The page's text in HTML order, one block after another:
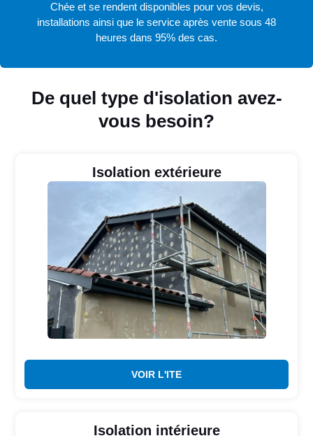
De quel type d'isolation avez-
vous besoin?
Isolation extérieure
VOIR L'ITE
Isolation intérieure
Chée et se rendent disponibles pour vos devis,
installations ainsi que le service après vente sous 48
heures dans 95% des cas.